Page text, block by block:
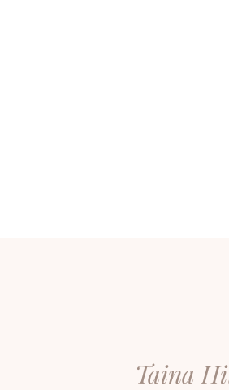
Taina